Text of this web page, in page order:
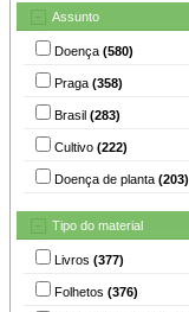
Assunto
Doença (580)
Praga (358)
Brasil (283)
Cultivo (222)
Doença de planta (203)
Tipo do material
Livros (377)
Folhetos (376)